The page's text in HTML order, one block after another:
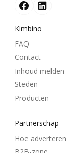
Kimbino
FAQ
Contact
Inhoud melden
Steden
Producten
Partnerschap
Hoe adverteren